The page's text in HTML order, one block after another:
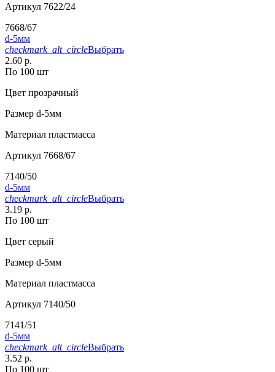
Артикул 7622/24
7668/67
d-5мм
checkmark_alt_circleВыбрать
2.60 р.
По 100 шт
Цвет прозрачный
Размер d-5мм
Материал пластмасса
Артикул 7668/67
7140/50
d-5мм
checkmark_alt_circleВыбрать
3.19 р.
По 100 шт
Цвет серый
Размер d-5мм
Материал пластмасса
Артикул 7140/50
7141/51
d-5мм
checkmark_alt_circleВыбрать
3.52 р.
По 100 шт